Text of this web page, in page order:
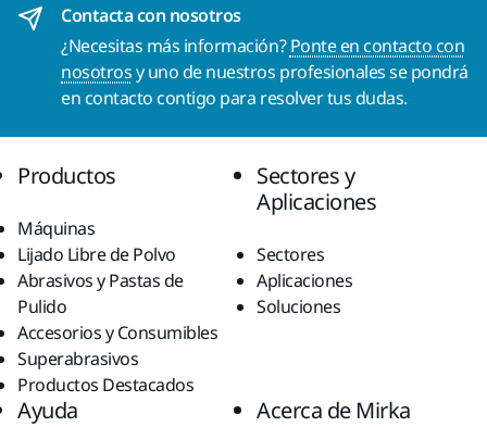
Contacta con nosotros
¿Necesitas más información?Ponte en contacto con
nosotrosy uno de nuestros profesionales se pondrá
en contacto contigo para resolver tus dudas.
Productos
Máquinas
Lijado Libre de Polvo
Abrasivos y Pastas de
Pulido
Accesorios y Consumibles
Superabrasivos
Productos Destacados
Sectores y
Aplicaciones
Sectores
Aplicaciones
Soluciones
Ayuda Acerca de Mirka